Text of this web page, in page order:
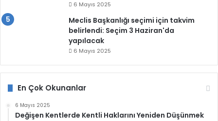
6 Mayıs 2025
Meclis Başkanlığı seçimi için takvim
belirlendi: Seçim 3 Haziran'da
yapılacak
6 Mayıs 2025
En Çok Okunanlar
6 Mayıs 2025
Değişen Kentlerde Kentli Haklarını Yeniden Düşünmek